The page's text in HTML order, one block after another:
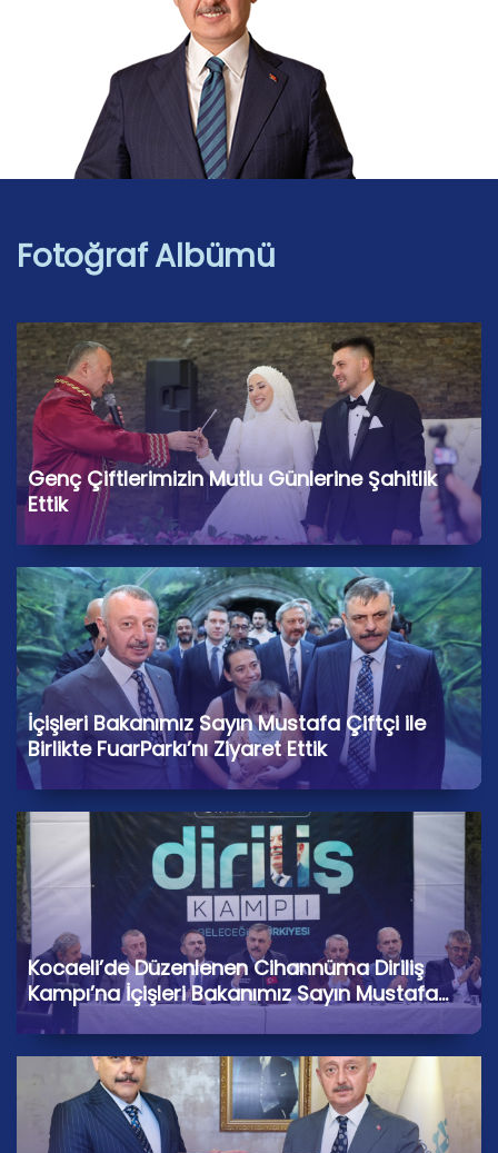
Fotoğraf Albümü
Genç Çiftlerimizin Mutlu Günlerine Şahitlik
Ettik
İçişleri Bakanımız Sayın Mustafa Çiftçi ile
Birlikte FuarParkı’nı Ziyaret Ettik
Kocaeli’de Düzenlenen Cihannüma Diriliş
Kampı’na İçişleri Bakanımız Sayın Mustafa
Çiftçi ile Birlikte Katılarak Kıymetli Gönül
Dostlarımızla Hasbihâl Ettik